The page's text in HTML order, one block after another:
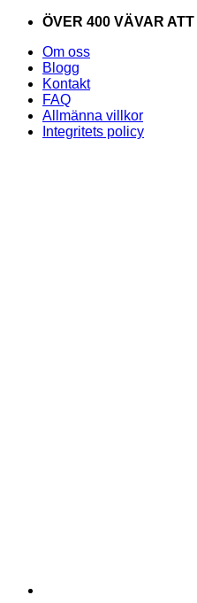
Skip
content
ÖVER 400 VÄVAR
Om oss
Blogg
Kontakt
FAQ
Allmänna villkor
Integritets policy